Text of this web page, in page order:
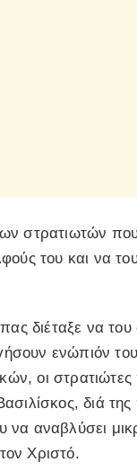
στρατιωτών
του και να
διέταξε να
ενώπιόν
οι
διά
να αναβλύσει
Χριστό.